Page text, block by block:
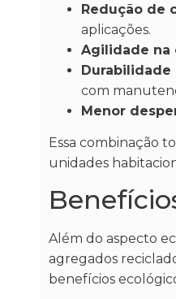
Redução de
aplicações.
Agilidade na
Durabilidade
com
Menor
Essa combinação
unidades
Além do aspecto
agregados
benefícios